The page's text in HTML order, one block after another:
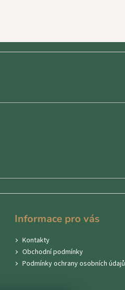
Informace pro vás
Kontakty
Obchodní podmínky
Podmínky ochrany osobních údajů